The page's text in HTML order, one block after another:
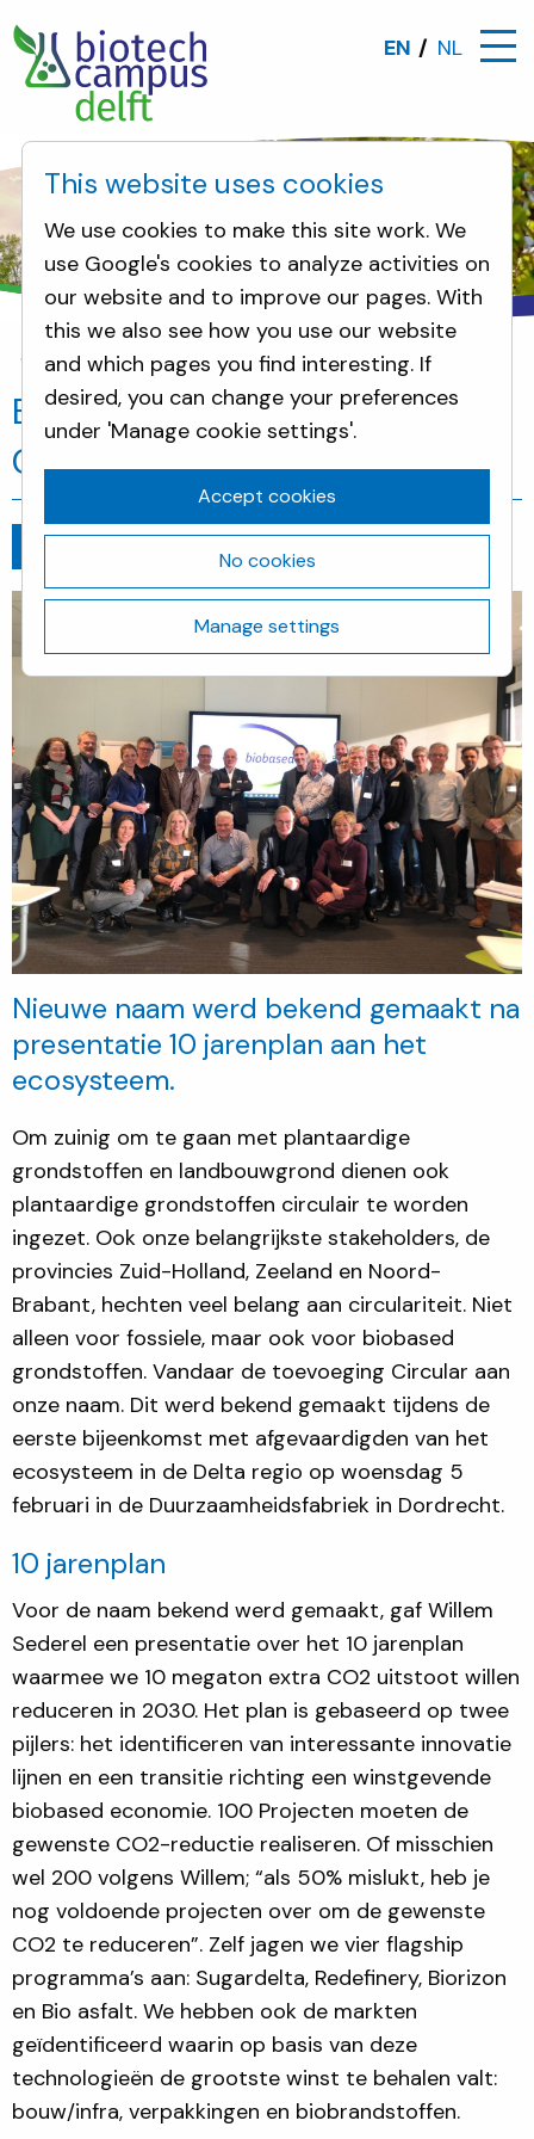
EN NL
News Biobased Delta heet voortaan Circular
Biobased Delta heet voortaan
Circular Biobased Delta
Nieuwe naam werd bekend gemaakt na
presentatie 10 jarenplan aan het
ecosysteem.
Om zuinig om te gaan met plantaardige
grondstoffen en landbouwgrond dienen ook
plantaardige grondstoffen circulair te worden
ingezet. Ook onze belangrijkste stakeholders, de
provincies Zuid-Holland, Zeeland en Noord-
Brabant, hechten veel belang aan circulariteit. Niet
alleen voor fossiele, maar ook voor biobased
grondstoffen. Vandaar de toevoeging Circular aan
onze naam. Dit werd bekend gemaakt tijdens de
eerste bijeenkomst met afgevaardigden van het
ecosysteem in de Delta regio op woensdag 5
februari in de Duurzaamheidsfabriek in Dordrecht.
10 jarenplan
Voor de naam bekend werd gemaakt, gaf Willem
Sederel een presentatie over het 10 jarenplan
waarmee we 10 megaton extra CO2 uitstoot willen
reduceren in 2030. Het plan is gebaseerd op twee
pijlers: het identificeren van interessante innovatie
lijnen en een transitie richting een winstgevende
biobased economie. 100 Projecten moeten de
gewenste CO2-reductie realiseren. Of misschien
wel 200 volgens Willem; “als 50% mislukt, heb je
nog voldoende projecten over om de gewenste
CO2 te reduceren”. Zelf jagen we vier flagship
programma’s aan: Sugardelta, Redefinery, Biorizon
en Bio asfalt. We hebben ook de markten
geïdentificeerd waarin op basis van deze
technologieën de grootste winst te behalen valt:
bouw/infra, verpakkingen en biobrandstoffen.
This website uses cookies
We use cookies to make this site work. We
use Google's cookies to analyze activities on
our website and to improve our pages. With
this we also see how you use our website
and which pages you find interesting. If
desired, you can change your preferences
under 'Manage cookie settings'.
Accept cookies
No cookies
Manage settings